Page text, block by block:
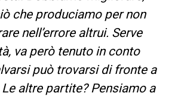
che produciamo per non
nell’errore altrui. Serve
va però tenuto in conto
può trovarsi di fronte a
altre partite? Pensiamo a